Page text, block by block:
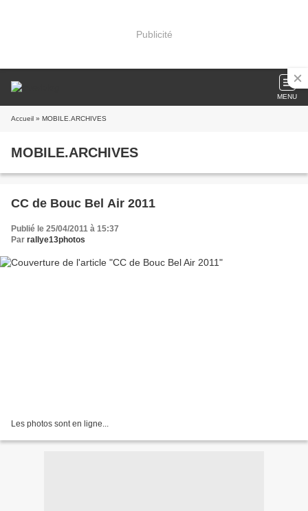
Publicité
MENU
Accueil » MOBILE.ARCHIVES
MOBILE.ARCHIVES
CC de Bouc Bel Air 2011
Publié le 25/04/2011 à 15:37
Par rallye13photos
Les photos sont en ligne...